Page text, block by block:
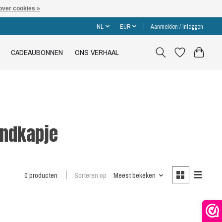
NL EUR Aanmelden / Inloggen
CADEAUBONNEN ONS VERHAAL
0 producten Sorteren op Meest bekeken
cookies »